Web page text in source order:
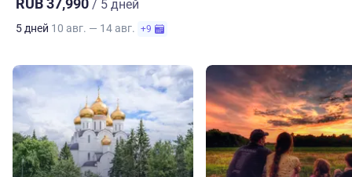
RUB 37,990 / 5 дней
5 дней 10 авг. — 14 авг. +9